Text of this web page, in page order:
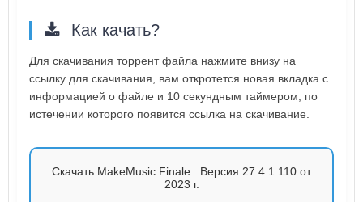
Как качать?
Для скачивания торрент файла нажмите внизу на
ссылку для скачивания, вам откротется новая вкладка с
информацией о файле и 10 секундным таймером, по
истечении которого появится ссылка на скачивание.
Скачать MakeMusic Finale . Версия 27.4.1.110 от
2023 г.